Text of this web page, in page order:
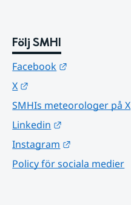
Följ SMHI
Facebook
X
SMHIs meteorologer på X
Linkedin
Instagram
Policy för sociala medier